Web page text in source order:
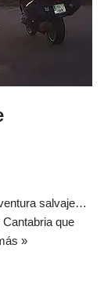
salvaje…
que
»